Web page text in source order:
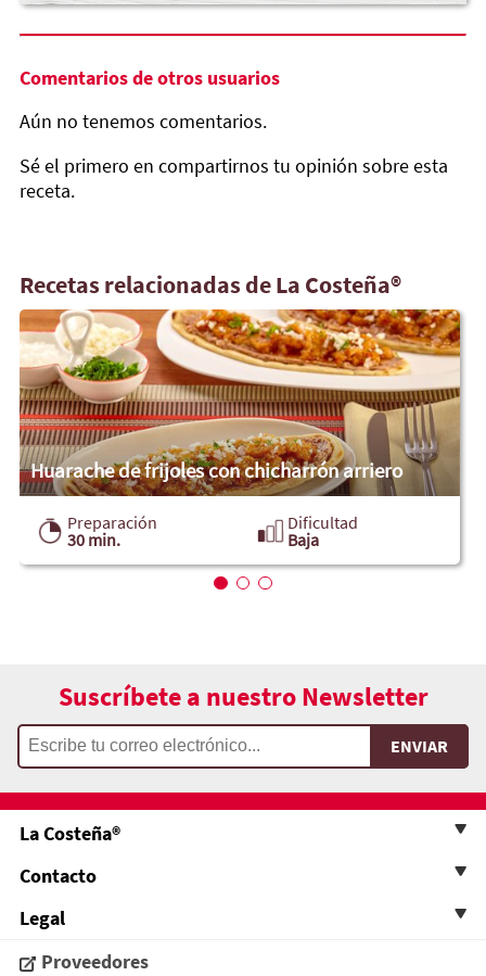
Comentarios de otros usuarios
Aún no tenemos comentarios.
Sé el primero en compartirnos tu opinión sobre esta
receta.
Recetas relacionadas de La Costeña®
Huarache de frijoles con chicharrón arriero
Preparación
30 min.
Dificultad
Baja
Suscríbete a nuestro Newsletter
La Costeña®
Contacto
Legal
Proveedores